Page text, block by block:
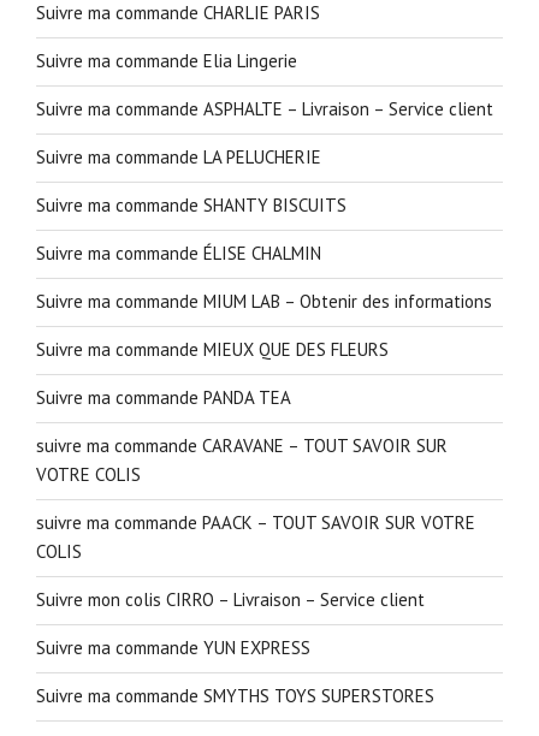
Suivre ma commande CHARLIE PARIS
Suivre ma commande Elia Lingerie
Suivre ma commande ASPHALTE – Livraison – Service client
Suivre ma commande LA PELUCHERIE
Suivre ma commande SHANTY BISCUITS
Suivre ma commande ÉLISE CHALMIN
Suivre ma commande MIUM LAB – Obtenir des informations
Suivre ma commande MIEUX QUE DES FLEURS
Suivre ma commande PANDA TEA
suivre ma commande CARAVANE – TOUT SAVOIR SUR
VOTRE COLIS
suivre ma commande PAACK – TOUT SAVOIR SUR VOTRE
COLIS
Suivre mon colis CIRRO – Livraison – Service client
Suivre ma commande YUN EXPRESS
Suivre ma commande SMYTHS TOYS SUPERSTORES